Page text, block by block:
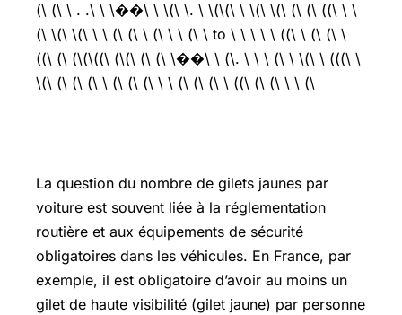
(\ (\ \ . .\ \ \��\ \ \(\ \. \ \(\(\ \ \(\ \(\ (\ (\ ((\ \ \
(\ \(\ \(\ \ \ (\ (\ \ (\ \ \ (\ \ to \ \ \ \ \ ((\ \ (\ (\ \
((\ (\ (\(\((\ (\(\ (\ (\ \��\ \ (\. \ \ \ (\ \ \(\ \ (((\ \
\(\ (\ (\ (\ \ (\ (\ (\ \ \ (\ (\ (\ \ ((\ (\ (\ \ \ (\
La question du nombre de gilets jaunes par
voiture est souvent liée à la réglementation
routière et aux équipements de sécurité
obligatoires dans les véhicules. En France, par
exemple, il est obligatoire d’avoir au moins un
gilet de haute visibilité (gilet jaune) par personne